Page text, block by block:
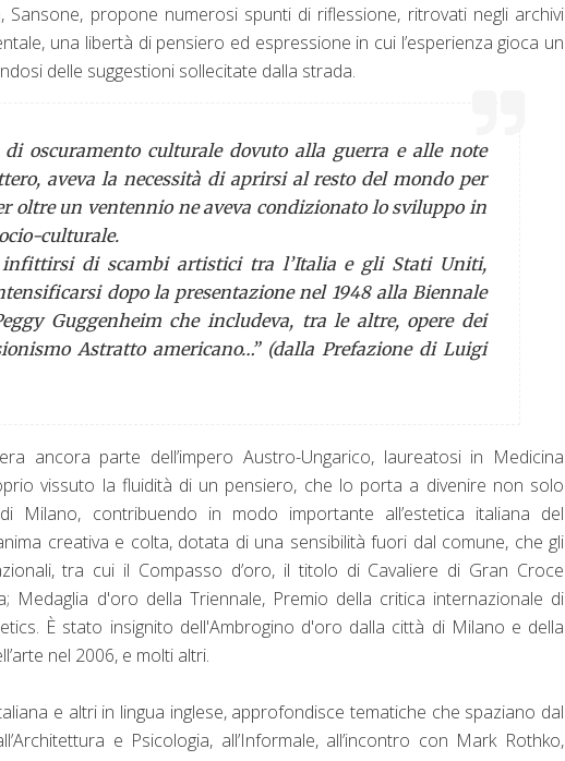
propone numerosi spunti di riflessione, ritrovati negli archivi
una libertà di pensiero ed espressione in cui l’esperienza gioca un
delle suggestioni sollecitate dalla strada.
di oscuramento culturale dovuto alla guerra e alle note
aveva la necessità di aprirsi al resto del mondo per
oltre un ventennio ne aveva condizionato lo sviluppo in
culturale.
di scambi artistici tra l’Italia e gli Stati Uniti,
dopo la presentazione nel 1948 alla Biennale
Guggenheim che includeva, tra le altre, opere dei
Astratto americano…” (dalla Prefazione di Luigi
ancora parte dell’impero Austro-Ungarico, laureatosi in Medicina
vissuto la fluidità di un pensiero, che lo porta a divenire non solo
Milano, contribuendo in modo importante all’estetica italiana del
creativa e colta, dotata di una sensibilità fuori dal comune, che gli
tra cui il Compasso d’oro, il titolo di Cavaliere di Gran Croce
Medaglia d'oro della Triennale, Premio della critica internazionale di
È stato insignito dell'Ambrogino d'oro dalla città di Milano e della
nel 2006, e molti altri.
e altri in lingua inglese, approfondisce tematiche che spaziano dal
e Psicologia, all’Informale, all’incontro con Mark Rothko,